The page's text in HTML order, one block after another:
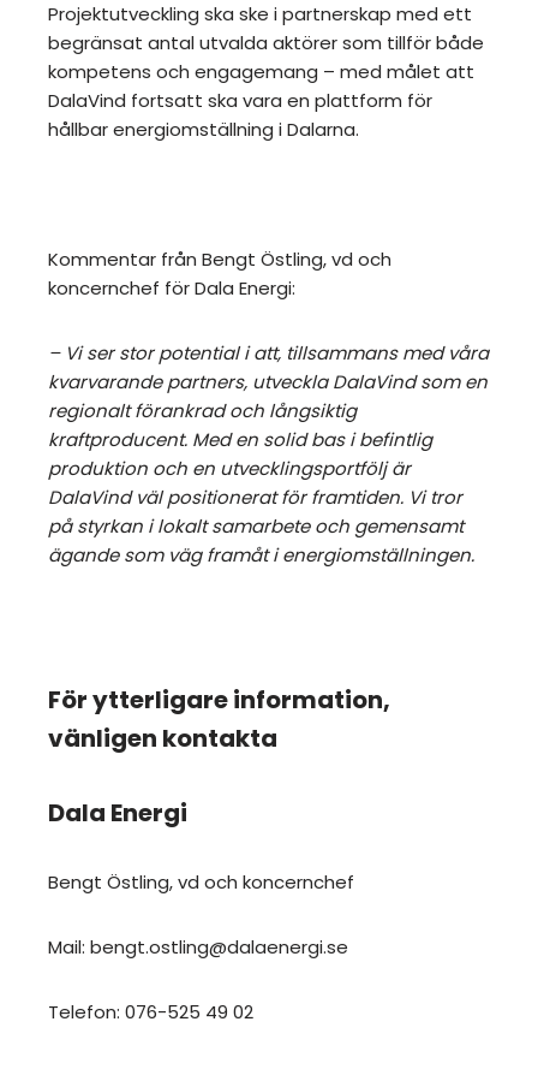
Projektutveckling ska ske i partnerskap med ett
begränsat antal utvalda aktörer som tillför både
kompetens och engagemang – med målet att
DalaVind fortsatt ska vara en plattform för
hållbar energiomställning i Dalarna.
Kommentar från Bengt Östling, vd och
koncernchef för Dala Energi:
– Vi ser stor potential i att, tillsammans med våra
kvarvarande partners, utveckla DalaVind som en
regionalt förankrad och långsiktig
kraftproducent. Med en solid bas i befintlig
produktion och en utvecklingsportfölj är
DalaVind väl positionerat för framtiden. Vi tror
på styrkan i lokalt samarbete och gemensamt
ägande som väg framåt i energiomställningen.
För ytterligare information,
vänligen kontakta
Dala Energi
Bengt Östling, vd och koncernchef
Mail: bengt.ostling@dalaenergi.se
Telefon: 076-525 49 02